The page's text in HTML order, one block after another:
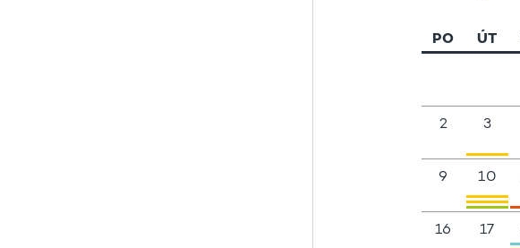
PO ÚT
2 3
9 10
16 17